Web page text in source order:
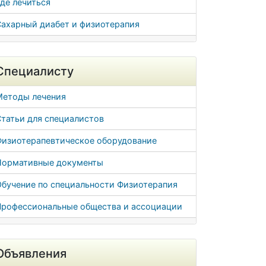
лечиться
диабет и физиотерапия
лечения
для специалистов
оборудование
документы
по специальности Физиотерапия
общества и ассоциации